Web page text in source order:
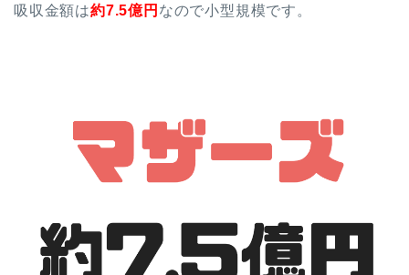
吸収金額は約7.5億円 なので小型規模です。